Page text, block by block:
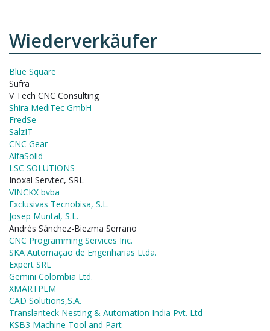
Wiederverkäufer
Blue Square
Sufra
V Tech CNC Consulting
Shira MediTec GmbH
FredSe
SalzIT
CNC Gear
AlfaSolid
LSC SOLUTIONS
Inoxal Servtec, SRL
VINCKX bvba
Exclusivas Tecnobisa, S.L.
Josep Muntal, S.L.
Andrés Sánchez-Biezma Serrano
CNC Programming Services Inc.
SKA Automação de Engenharias Ltda.
Expert SRL
Gemini Colombia Ltd.
XMARTPLM
CAD Solutions,S.A.
Translanteck Nesting & Automation India Pvt. Ltd
KSB3 Machine Tool and Part